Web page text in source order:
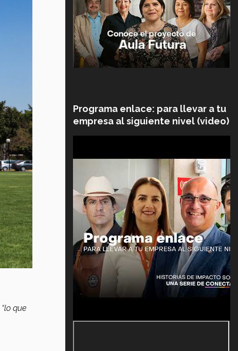
“lo que
Programa enlace: para llevar a tu
empresa al siguiente nivel (video)